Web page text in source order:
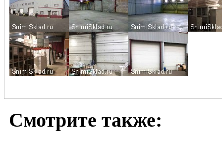
Смотрите также: